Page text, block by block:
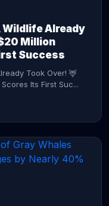
Wildlife Already
Million
Success
Took Over! 🦌
Its First Suc...